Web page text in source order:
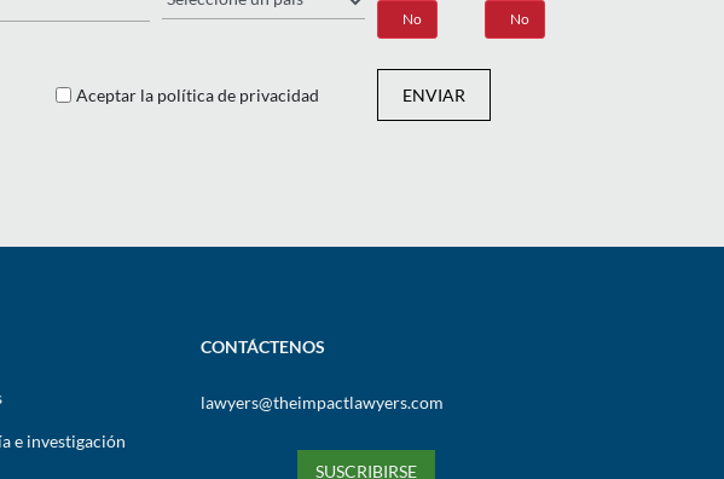
Sí No No
Aceptar la política de privacidad ENVIAR
e investigación
CONTÁCTENOS
lawyers@theimpactlawyers.com
SUSCRIBIRSE